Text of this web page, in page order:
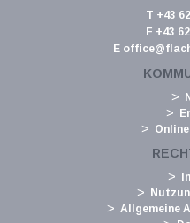
T +43
F +43
E
Allgemeine